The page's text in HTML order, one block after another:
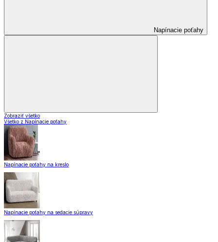
Napínacie poťahy
Zobraziť všetko
Všetko z Napínacie poťahy
Napínacie poťahy na kreslo
Napínacie poťahy na sedacie súpravy